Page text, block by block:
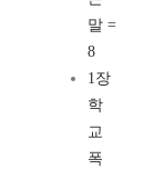
말 =
8
1장
학
교
폭